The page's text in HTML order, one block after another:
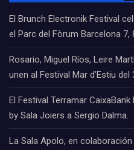
El Brunch Electronik Festival
el Parc del Fòrum Barcelona
Rosario, Miguel Ríos, Leire
unen al Festival Mar d’Estiu
El Festival Terramar
by Sala Joiers a Sergio Dalma.
La Sala Apolo, en